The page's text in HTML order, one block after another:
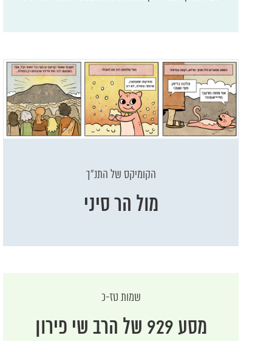
הקומיקס של התנ"ך
מול הר סיני
שמות טז-כ
מסע 929 של הרב שי פירון